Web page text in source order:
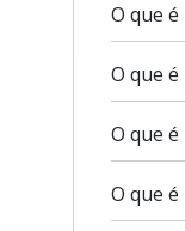
O que
O que
O que
O que é